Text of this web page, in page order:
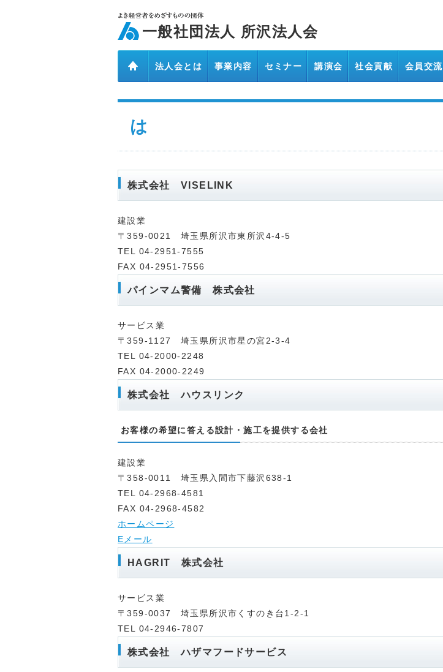
一般社団法人 所沢法人会
法人会とは 事業内容 セミナー 講演会 社会貢献 会員交流
五十音インデックス
は
株式会社 VISELINK
建設業
〒359-0021 埼玉県所沢市東所沢4-4-5
TEL 04-2951-7555
FAX 04-2951-7556
パインマム警備 株式会社
サービス業
〒359-1127 埼玉県所沢市星の宮2-3-4
TEL 04-2000-2248
FAX 04-2000-2249
株式会社 ハウスリンク
お客様の希望に答える設計・施工を提供する会社
建設業
〒358-0011 埼玉県入間市下藤沢638-1
TEL 04-2968-4581
FAX 04-2968-4582
ホームページ
Eメール
HAGRIT 株式会社
サービス業
〒359-0037 埼玉県所沢市くすのき台1-2-1
TEL 04-2946-7807
株式会社 ハザマフードサービス